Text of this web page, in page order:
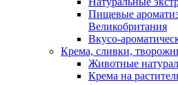
Пищевые
Великобритания
Вкусо-
Крема, сливки,
Животные
Крема на